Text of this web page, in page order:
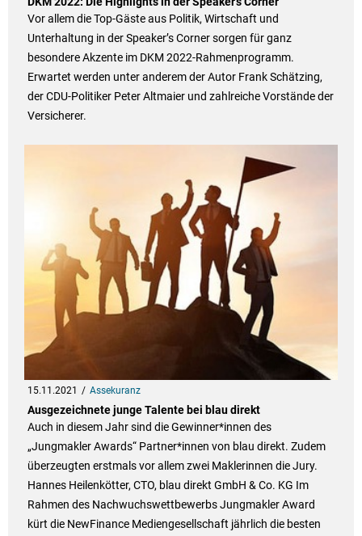
Vor allem die Top-Gäste aus Politik, Wirtschaft und
Unterhaltung in der Speaker’s Corner sorgen für ganz
besondere Akzente im DKM 2022-Rahmenprogramm.
Erwartet werden unter anderem der Autor Frank Schätzing,
der CDU-Politiker Peter Altmaier und zahlreiche Vorstände der
Versicherer.
15.11.2021 Assekuranz
Ausgezeichnete junge Talente bei blau direkt
Auch in diesem Jahr sind die Gewinner*innen des
„Jungmakler Awards“ Partner*innen von blau direkt. Zudem
überzeugten erstmals vor allem zwei Maklerinnen die Jury.
Hannes Heilenkötter, CTO, blau direkt GmbH & Co. KG Im
Rahmen des Nachwuchswettbewerbs Jungmakler Award
kürt die NewFinance Mediengesellschaft jährlich die besten